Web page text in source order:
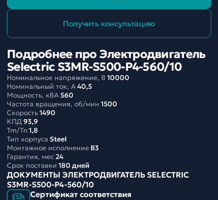
Получить консультацию
Подробнее про Электродвигатель
Selectric S3MR-S500-P4-560/10
Номинальное напряжение, В 10000
Номинальный ток, A40,5
Мощность, кВА560
Частота вращения, об/мин 1500
Скорость1490
КПД93,9
Tm/Tn1,8
Тип корпуса Steel
Монтажное исполнение B3
Гарантия, мес24
Срок поставки 180 дней
ДОКУМЕНТЫ ЭЛЕКТРОДВИГАТЕЛЬ SELECTRIC
S3MR-S500-P4-560/10
Сертификат соответствия